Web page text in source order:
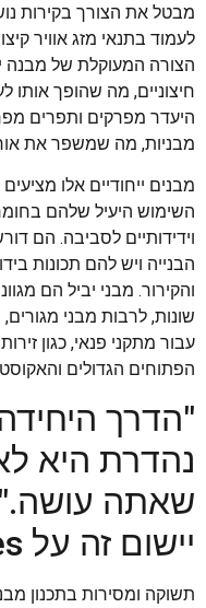
מבטל את הצורך בקירות
לעמוד בתנאי מזג אוויר
הצורה המעוקלת של מבנה
חיצוניים, מה שהופך אותו
היעדר מפרקים ותפרים
מבניות, מה שמשפר את
מבנים ייחודיים אלו
השימוש היעיל שלהם
וידידותיים לסביבה. הם
הבנייה ויש להם תכונות
והקירור. מבני יביל הם
שונות, לרבות מבני
עבור מתקני פנאי, כגון
הפתוחים הגדולים
"הדרך
נהדרת היא
שאתה
יישום זה על Yavil Structures
תשוקה ומסירות בתכנון